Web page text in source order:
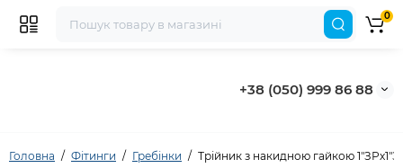
+38 (050) 999 86 88
0
Головна Фітинги Гребінки Трійник з накидною гайкою